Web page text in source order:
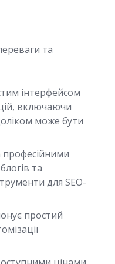
та
інтерфейсом
включаючи
може бути
професійними
та
для SEO-
простий